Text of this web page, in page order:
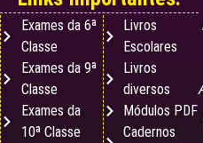
Exames da 6ª
Classe
Exames da 9ª
Classe
Exames da
10ª Classe
Livros
Escolares
Livros
diversos
Módulos PDF
Cadernos